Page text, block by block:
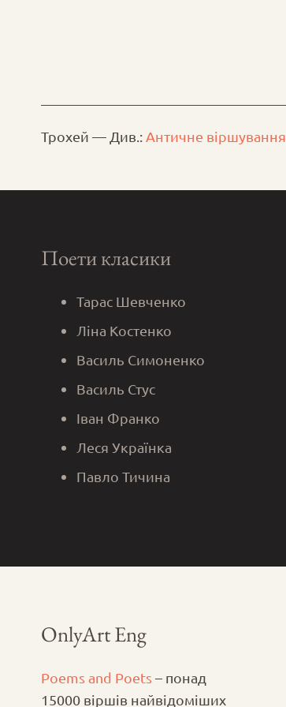
Трохей — Див.: Античне віршування
Поети класики
Тарас Шевченко
Ліна Костенко
Василь Симоненко
Василь Стус
Іван Франко
Леся Українка
Павло Тичина
OnlyArt Eng
Poems and Poets– понад
15000 віршів найвідоміших